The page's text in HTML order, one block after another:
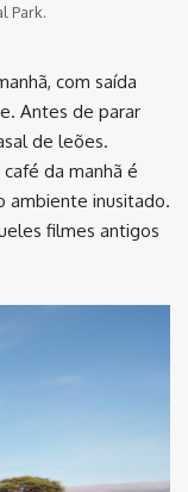
Park.
com saída
Antes de parar
de leões.
da manhã é
ambiente inusitado.
filmes antigos